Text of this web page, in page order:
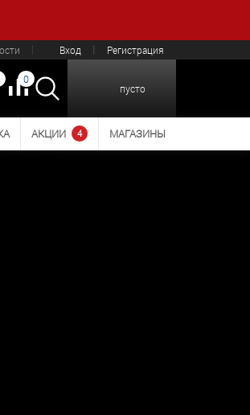
Вход Регистрация
0
пусто
АКЦИИ 4 МАГАЗИНЫ